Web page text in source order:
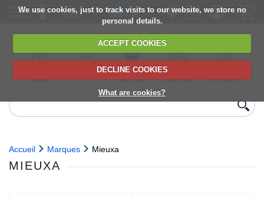
We use cookies, just to track visits to our website, we store no
personal details.
ACCEPT COOKIES
DECLINE COOKIES
What are cookies?
delivery
6,000+ products
Direct import
from Europe
Choose your
delivery date
next orders
Accueil Marques Mieuxa
MIEUXA